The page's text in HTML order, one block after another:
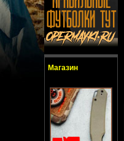
Магазин